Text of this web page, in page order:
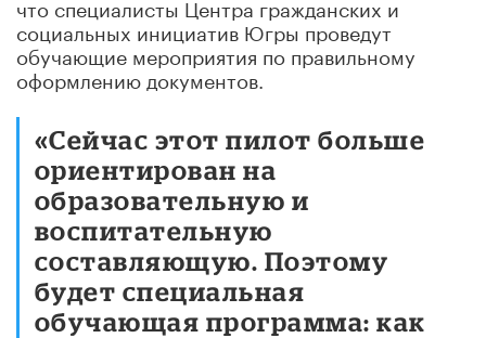
что специалисты Центра гражданских и
социальных инициатив Югры проведут
обучающие мероприятия по правильному
оформлению документов.
«Сейчас этот пилот больше
ориентирован на
образовательную и
воспитательную
составляющую. Поэтому
будет специальная
обучающая программа: как